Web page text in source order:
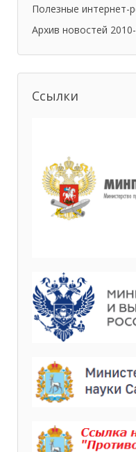
Полезные интернет-
Архив новостей 2010-
Ссылки